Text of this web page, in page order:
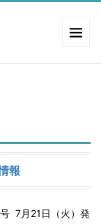
報
7月21日（火）発